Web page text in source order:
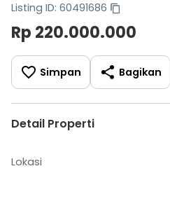
Listing ID: 60491686
Rp 220.000.000
Simpan Bagikan
Detail Properti
Lokasi